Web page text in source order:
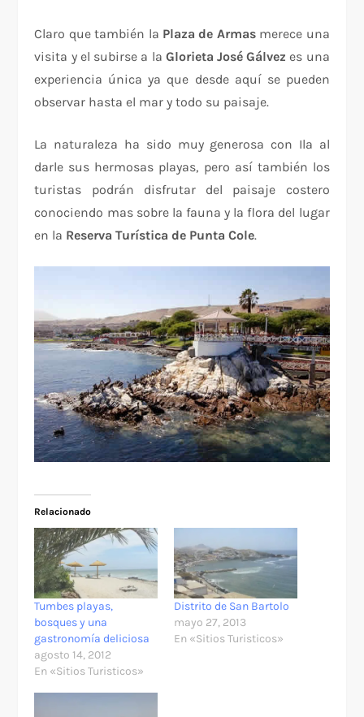
Claro que también la Plaza de Armasmerece una
visita y el subirse a la Glorieta José Gálvez es una
experiencia única ya que desde aquí se pueden
observar hasta el mar y todo su paisaje.
La naturaleza ha sido muy generosa con Ila al
darle sus hermosas playas, pero así también los
turistas podrán disfrutar del paisaje costero
conociendo mas sobre la fauna y la flora del lugar
en la Reserva Turística de Punta Cole.
Relacionado
Tumbes playas,
bosques y una
gastronomía deliciosa
agosto 14, 2012
En «Sitios Turisticos»
Distrito de San Bartolo
mayo 27, 2013
En «Sitios Turisticos»